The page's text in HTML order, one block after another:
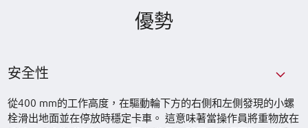
優勢
安全性
從400 mm的工作高度，在驅動輪下方的右側和左側發現的小螺
栓滑出地面並在停放時穩定卡車。 這意味著當操作員將重物放在